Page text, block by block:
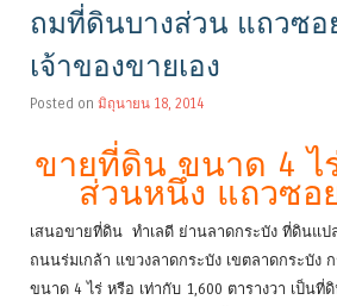
ถมที่ดินบางส่วน แถวซอ
เจ้าของขายเอง
Posted on มิถุนายน 18, 2014
ขายที่ดิน ขนาด 4 ไ
ส่วนหนึ่ง แถวซอ
เสนอขายที่ดิน ทำเลดี ย่านลาดกระบัง ที่ดินแป
ถนนร่มเกล้า แขวงลาดกระบัง เขตลาดกระบัง
ขนาด 4 ไร่ หรือ เท่ากับ 1,600 ตารางวา เป็นที่